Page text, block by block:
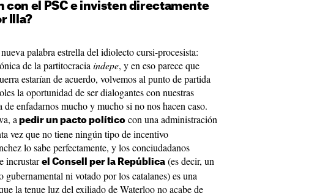
con el PSC e invisten directamente
Illa?
palabra estrella del idiolecto cursi-procesista:
de la partitocracia indepe, y en eso parece que
estarían de acuerdo, volvemos al punto de partida
la oportunidad de ser dialogantes con nuestras
de enfadarnos mucho y mucho si no nos hacen caso.
a pedir un pacto político con una administración
vez que no tiene ningún tipo de incentivo
lo sabe perfectamente, y los conciudadanos
incrustar el Consell per la República (es decir, un
ni votado por los catalanes) es una
la tenue luz del exiliado de Waterloo no acabe de